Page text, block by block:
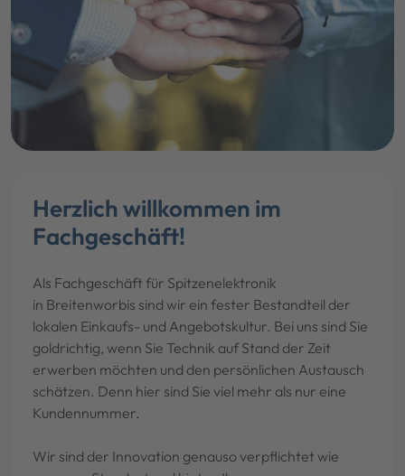
Herzlich willkommen im
Fachgeschäft!
Als Fachgeschäft für Spitzenelektronik
in Breitenworbis sind wir ein fester Bestandteil der
lokalen Einkaufs- und Angebotskultur. Bei uns sind Sie
goldrichtig, wenn Sie Technik auf Stand der Zeit
erwerben möchten und den persönlichen Austausch
schätzen. Denn hier sind Sie viel mehr als nur eine
Kundennummer.
Wir sind der Innovation genauso verpflichtet wie